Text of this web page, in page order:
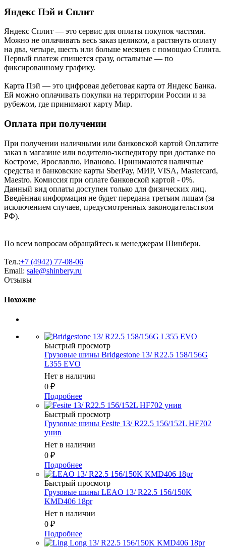
Яндекс Пэй и Сплит
Яндекс Cплит — это сервис для оплаты покупок частями.
Можно не оплачивать весь заказ целиком, а растянуть оплату
на два, четыре, шесть или больше месяцев с помощью Сплита.
Первый платеж спишется сразу, остальные — по
фиксированному графику.
Карта Пэй — это цифровая дебетовая карта от Яндекс Банка.
Ей можно оплачивать покупки на территории России и за
рубежом, где принимают карту Мир.
Оплата при получении
При получении наличными или банковской картой Оплатите
заказ в магазине или водителю-экспедитору при доставке по
Костроме, Ярославлю, Иваново. Принимаются наличные
средства и банковские карты SberPay, МИР, VISA, Mastercard,
Maestro. Комиссия при оплате банковской картой - 0%.
Данный вид оплаты доступен только для физических лиц.
Введённая информация не будет передана третьим лицам (за
исключением случаев, предусмотренных законодательством
РФ).
По всем вопросам обращайтесь к менеджерам Шинбери.
Тел.:+7 (4942) 77-08-06
Email: sale@shinbery.ru
Отзывы
Похожие
Быстрый просмотр
Грузовые шины Bridgestone 13/ R22.5 158/156G
L355 EVO
Нет в наличии
0 ₽
Подробнее
Быстрый просмотр
Грузовые шины Fesite 13/ R22.5 156/152L HF702
унив
Нет в наличии
0 ₽
Подробнее
Быстрый просмотр
Грузовые шины LEAO 13/ R22.5 156/150K
KMD406 18pr
Нет в наличии
0 ₽
Подробнее